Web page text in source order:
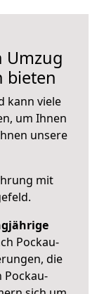
Umzug
bieten
kann viele
um Ihnen
unsere
mit
.
Pockau-
die
Pockau-